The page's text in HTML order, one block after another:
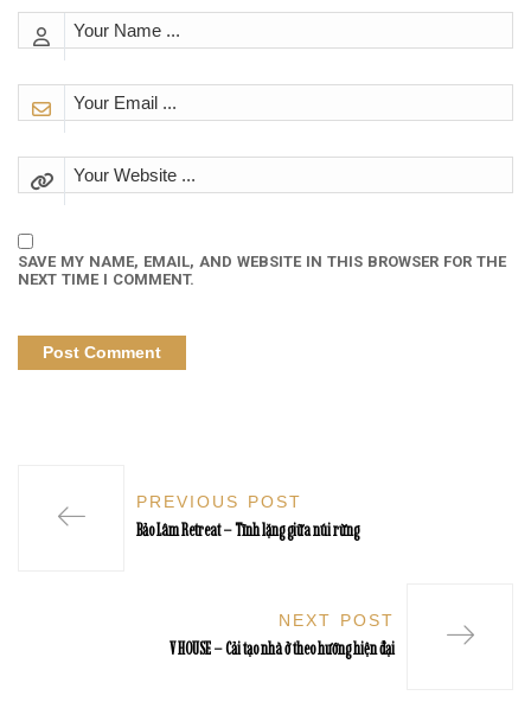
SAVE MY NAME, EMAIL, AND WEBSITE IN THIS BROWSER FOR THE
NEXT TIME I COMMENT.
PREVIOUS POST
Bảo Lâm Retreat – Tĩnh lặng giữa núi rừng
NEXT POST
V HOUSE – Cải tạo nhà ở theo hướng hiện đại